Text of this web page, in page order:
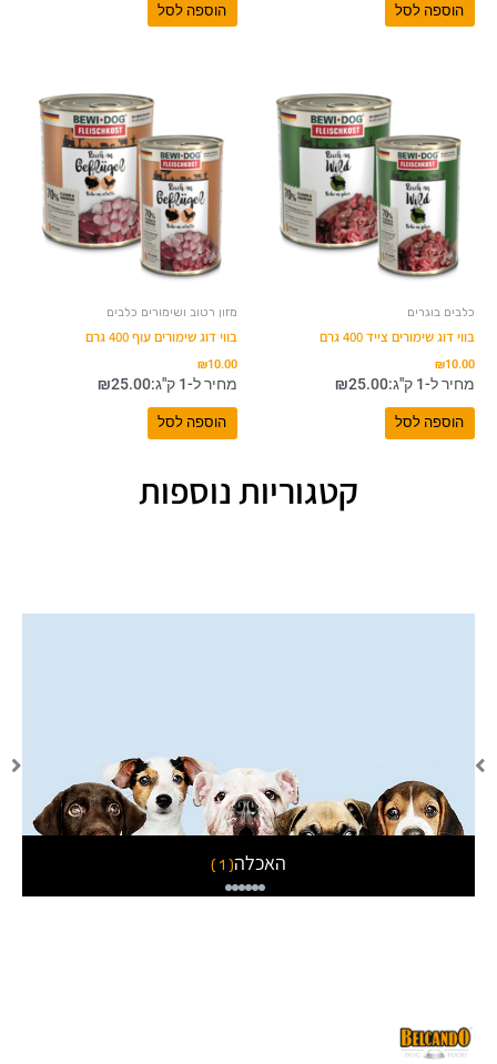
הוספה לסל הוספה לסל
כלבים בוגרים
בווי דוג שימורים צייד 400 גרם
₪10.00
מחיר ל-1 ק"ג: ₪25.00
הוספה לסל
מזון רטוב ושימורים כלבים
בווי דוג שימורים עוף 400 גרם
₪10.00
מחיר ל-1 ק"ג: ₪25.00
הוספה לסל
קטגוריות נוספות
האכלה( 1 )